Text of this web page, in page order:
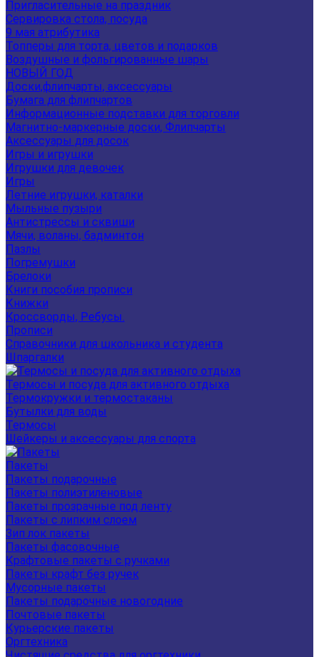
Пригласительные на праздник
Сервировка стола, посуда
9 мая атрибутика
Топперы для торта, цветов и подарков
Воздушные и фольгированные шары
НОВЫЙ ГОД
Доски,флипчарты, аксессуары
Бумага для флипчартов
Информационные подставки для торговли
Магнитно-маркерные доски, Флипчарты
Аксессуары для досок
Игры и игрушки
Игрушки для девочек
Игры
Летние игрушки, каталки
Мыльные пузыри
Антистрессы и сквиши
Мячи, воланы, бадминтон
Пазлы
Погремушки
Брелоки
Книги пособия прописи
Книжки
Кроссворды, Ребусы.
Прописи
Справочники для школьника и студента
Шпаргалки
Термосы и посуда для активного отдыха
Термокружки и термостаканы
Бутылки для воды
Термосы
Шейкеры и аксессуары для спорта
Пакеты
Пакеты подарочные
Пакеты полиэтиленовые
Пакеты прозрачные под ленту
Пакеты с липким слоем
Зип лок пакеты
Пакеты фасовочные
Крафтовые пакеты с ручками
Пакеты крафт без ручек
Мусорные пакеты
Пакеты подарочные новогодние
Почтовые пакеты
Курьерские пакеты
Оргтехника